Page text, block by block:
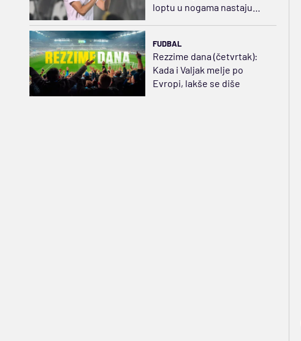
loptu u nogama nastaju
FUDBAL
Rezzime dana (četvrtak):
Kada i Valjak melje po
Evropi, lakše se diše